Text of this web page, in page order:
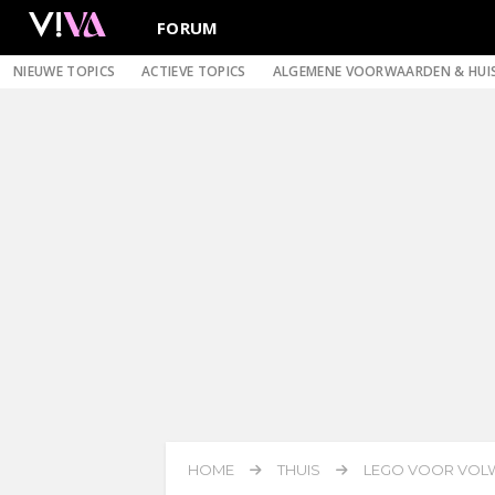
FORUM
NIEUWE TOPICS ACTIEVE TOPICS ALGEMENE VOORWAARDEN &
HOME THUIS LEGO VOOR